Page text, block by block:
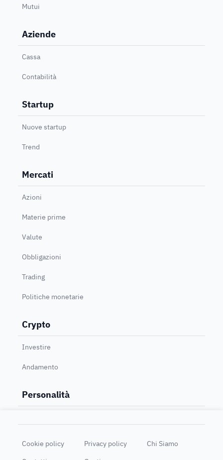
Mutui
Aziende
Cassa
Contabilità
Startup
Nuove startup
Trend
Mercati
Azioni
Materie prime
Valute
Obbligazioni
Trading
Politiche monetarie
Crypto
Investire
Andamento
Personalità
Cookie policy Privacy policy
Chi Siamo